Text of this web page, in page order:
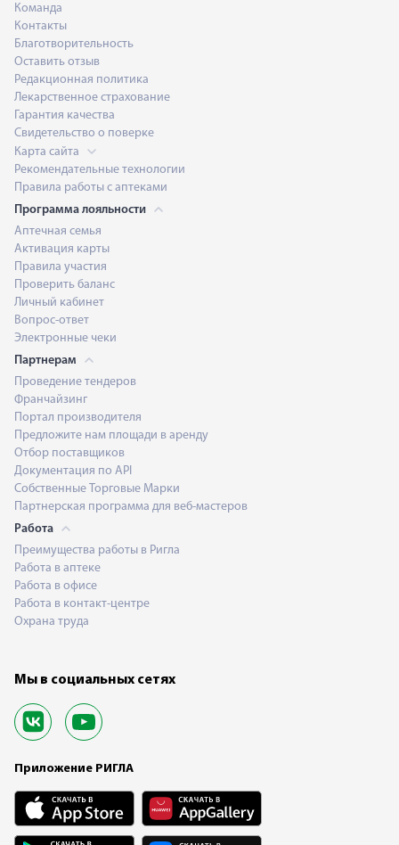
Команда
Контакты
Благотворительность
Оставить отзыв
Редакционная политика
Лекарственное страхование
Гарантия качества
Свидетельство о поверке
Карта сайта
Рекомендательные технологии
Правила работы с аптеками
Программа лояльности
Аптечная семья
Активация карты
Правила участия
Проверить баланс
Личный кабинет
Вопрос-ответ
Электронные чеки
Партнерам
Проведение тендеров
Франчайзинг
Портал производителя
Предложите нам площади в аренду
Отбор поставщиков
Документация по API
Собственные Торговые Марки
Партнерская программа для веб-мастеров
Работа
Преимущества работы в Ригла
Работа в аптеке
Работа в офисе
Работа в контакт-центре
Охрана труда
Мы в социальных сетях
Приложение РИГЛА